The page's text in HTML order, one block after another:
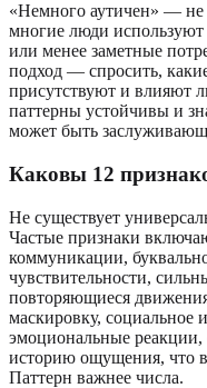
«Немного аутичен» — не
многие люди используют
или менее заметные
подход — спросить,
присутствуют и влияют
паттерны устойчивы и
может быть
Каковы 12
Не существует
Частые признаки
коммуникации,
чувствительности,
повторяющиеся
маскировку,
эмоциональные
историю ощущения, что
Паттерн важнее числа.